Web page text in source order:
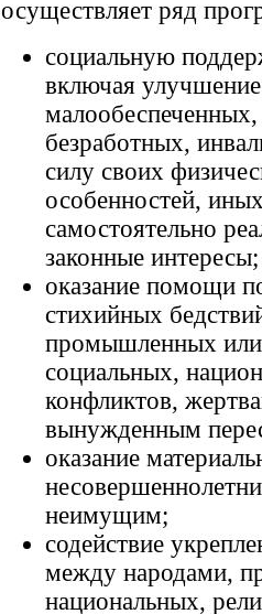
осуществляет ряд
социальную
включая
безработных,
силу своих
особенностей,
самостоятельно
законные интересы;
оказание помощи
стихийных
промышленных или
социальных,
конфликтов,
вынужденным
оказание
неимущим;
содействие
между народами,
национальных,